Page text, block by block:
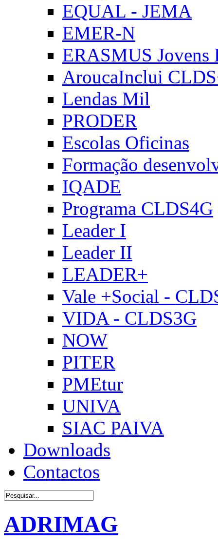
EQUAL - JEMA
EMER-N
ERASMUS Jovens
AroucaInclui
Lendas Mil
PRODER
Escolas Oficinas
Formação
IQADE
Programa CLDS4G
Leader I
Leader II
LEADER+
Vale +Social -
VIDA - CLDS3G
NOW
PITER
PMEtur
UNIVA
SIAC PAIVA
Downloads
Contactos
ADRIMAG